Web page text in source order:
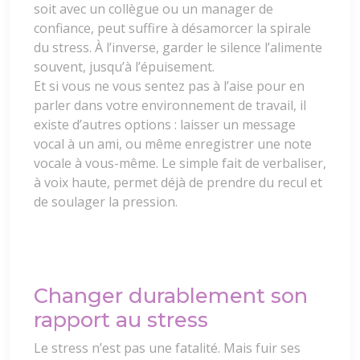
soit avec un collègue ou un manager de
confiance, peut suffire à désamorcer la spirale
du stress. À l’inverse, garder le silence l’alimente
souvent, jusqu’à l’épuisement.
Et si vous ne vous sentez pas à l’aise pour en
parler dans votre environnement de travail, il
existe d’autres options : laisser un message
vocal à un ami, ou même enregistrer une note
vocale à vous-même. Le simple fait de verbaliser,
à voix haute, permet déjà de prendre du recul et
de soulager la pression.
Changer durablement son
rapport au stress
Le stress n’est pas une fatalité. Mais fuir ses